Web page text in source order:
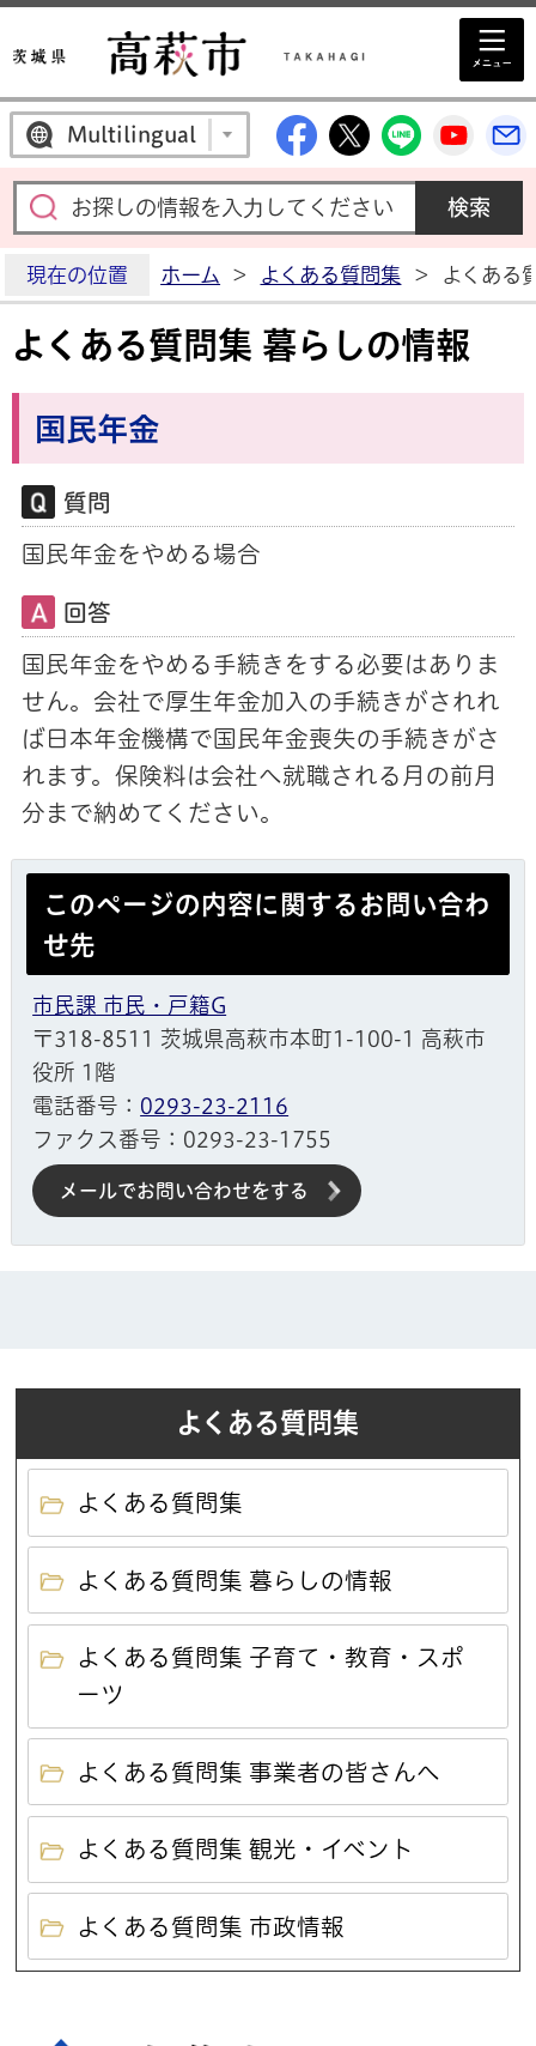
Multilingual 高萩市公式
高萩市公式X
高萩市
高
現在の位置 ホーム > よくある質問集 > よくある
よくある質問集 暮らしの情報
国民年金
質問
国民年金をやめる場合
回答
国民年金をやめる手続きをする必要はありま
せん。会社で厚生年金加入の手続きがされれ
ば日本年金機構で国民年金喪失の手続きがさ
れます。保険料は会社へ就職される月の前月
分まで納めてください。
このページの内容に関するお問い合わ
せ先
市民課 市民・戸籍G
〒318-8511 茨城県高萩市本町1-100-1 高萩市
役所 1階
電話番号： 0293-23-2116
ファクス番号：0293-23-1755
メールでお問い合わせをする
よくある質問集
よくある質問集
よくある質問集 暮らしの情報
よくある質問集 子育て・教育・スポ
ーツ
よくある質問集 事業者の皆さんへ
よくある質問集 観光・イベント
よくある質問集 市政情報